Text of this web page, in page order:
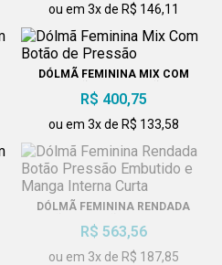
ou em 3x de R$ 146,11
DÓLMÃ FEMININA MIX COM
R$ 400,75
ou em 3x de R$ 133,58
DÓLMÃ FEMININA RENDADA
MANGA INTERNA CURTA
R$ 563,56
ou em 3x de R$ 187,85